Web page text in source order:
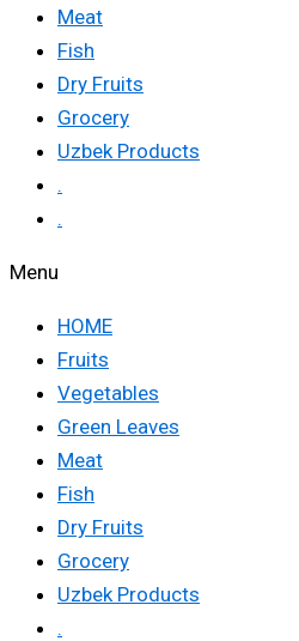
Meat
Fish
Dry Fruits
Grocery
Uzbek Products
.
.
Menu
HOME
Fruits
Vegetables
Green Leaves
Meat
Fish
Dry Fruits
Grocery
Uzbek Products
.